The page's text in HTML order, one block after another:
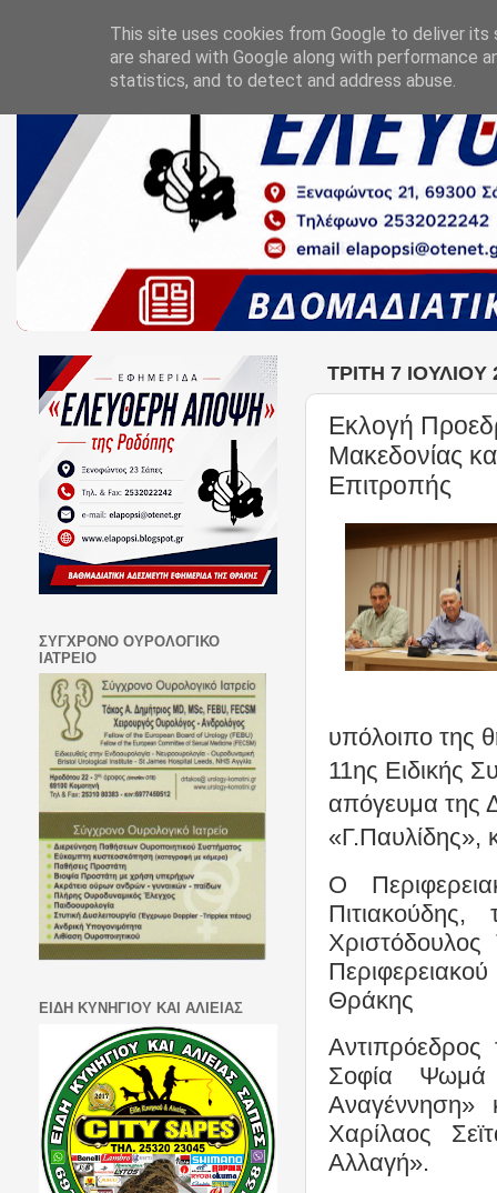
ΤΡΊΤΗ 7 ΙΟΥΛΊΟΥ
Εκλογή
Μακεδονίας
Επιτροπής
υπόλοιπο της
11ης Ειδικής
απόγευμα της
«Γ.Παυλίδης»,
Ο
Θράκης
Αντιπρόεδρος
Σοφία Ψωμά
Αναγέννηση»
Χαρίλαος
Αλλαγή».
ΣΥΓΧΡΟΝΟ ΟΥΡΟΛΟΓΙΚΟ
ΙΑΤΡΕΙΟ
ΕΙΔΗ ΚΥΝΗΓΙΟΥ ΚΑΙ ΑΛΙΕΙΑΣ
This site uses cookies from Google to deliver its
are shared with Google along with performance
statistics, and to detect and address abuse.